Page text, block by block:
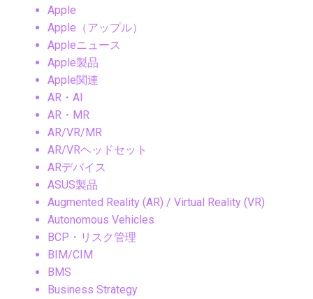
Apple
Apple（アップル）
Appleニュース
Apple製品
Apple関連
AR・AI
AR・MR
AR/VR/MR
AR/VRヘッドセット
ARデバイス
ASUS製品
Augmented Reality (AR) / Virtual Reality (VR)
Autonomous Vehicles
BCP・リスク管理
BIM/CIM
BMS
Business Strategy